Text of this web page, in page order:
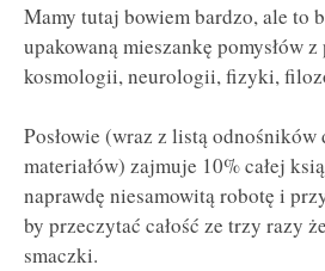
Mamy tutaj bowiem bardzo, ale to
upakowaną mieszankę pomysłów
kosmologii, neurologii, fizyki,
Posłowie (wraz z listą odnośników
materiałów) zajmuje 10% całej
naprawdę niesamowitą robotę i
by przeczytać całość ze trzy razy
smaczki.